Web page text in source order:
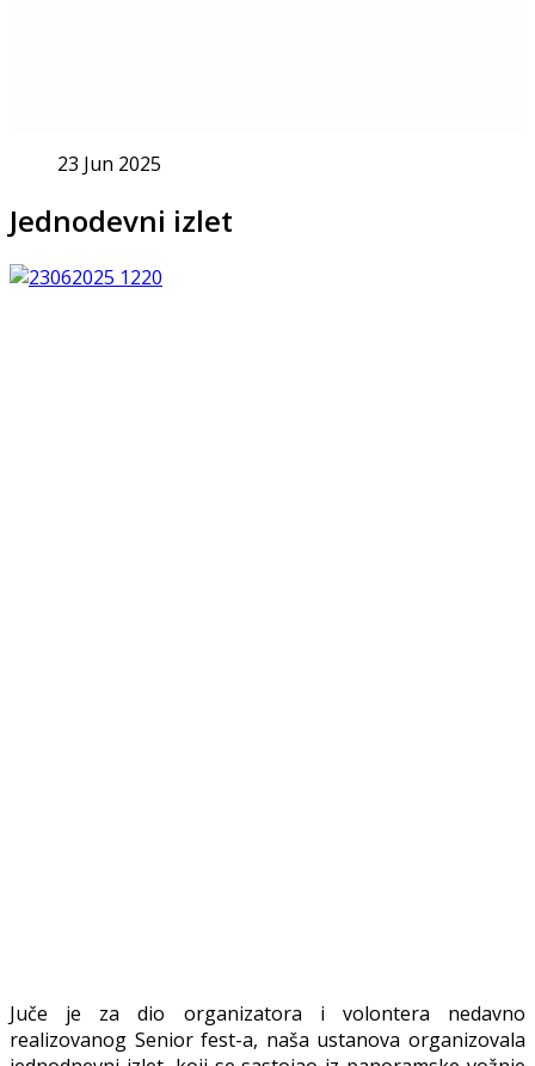
23 Jun 2025
Jednodevni izlet
Juče je za dio organizatora i volontera nedavno
realizovanog Senior fest-a, naša ustanova organizovala